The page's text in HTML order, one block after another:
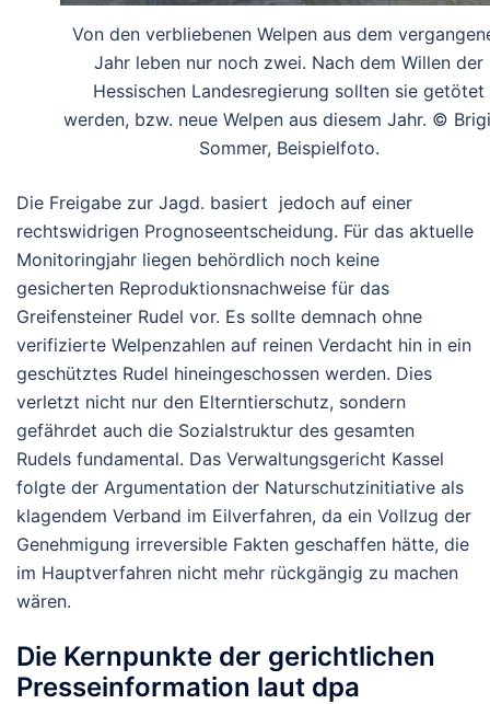
Von den verbliebenen Welpen aus dem
Jahr leben nur noch zwei. Nach dem Willen der
Hessischen Landesregierung sollten sie getötet
werden, bzw. neue Welpen aus diesem Jahr. ©
Sommer, Beispielfoto.
Die Freigabe zur Jagd. basiert jedoch auf einer
rechtswidrigen Prognoseentscheidung. Für das aktuelle
Monitoringjahr liegen behördlich noch keine
gesicherten Reproduktionsnachweise für das
Greifensteiner Rudel vor. Es sollte demnach ohne
verifizierte Welpenzahlen auf reinen Verdacht hin in ein
geschütztes Rudel hineingeschossen werden. Dies
verletzt nicht nur den Elterntierschutz, sondern
gefährdet auch die Sozialstruktur des gesamten
Rudels fundamental. Das Verwaltungsgericht Kassel
folgte der Argumentation der Naturschutzinitiative als
klagendem Verband im Eilverfahren, da ein Vollzug der
Genehmigung irreversible Fakten geschaffen hätte, die
im Hauptverfahren nicht mehr rückgängig zu machen
wären.
Die Kernpunkte der gerichtlichen
Presseinformation laut dpa